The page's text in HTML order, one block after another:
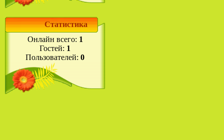
Статистика
Онлайн всего: 1
Гостей: 1
Пользователей: 0